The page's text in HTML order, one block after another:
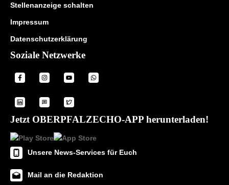
Stellenanzeige schalten
Impressum
Datenschutzerklärung
Soziale Netzwerke
Jetzt OBERPFALZECHO-APP herunterladen!
Unsere News-Services für Euch
Mail an die Redaktion